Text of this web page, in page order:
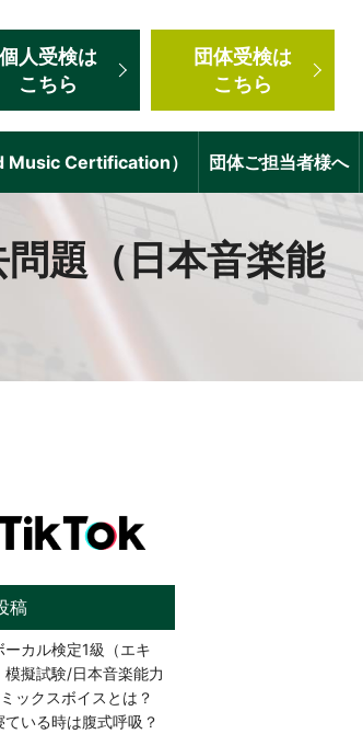
個人受検は
こちら
団体受検は
こちら
Music Certification） 団体ご担当者様へ
題（日本音楽能
ーカル検定1級（エキ
模擬試験/日本音楽能力
ックスボイスとは？
いる時は腹式呼吸？